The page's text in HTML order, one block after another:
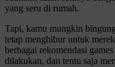
yang seru di rumah.
Tapi, kamu mungkin
tetap menghibur untuk
berbagai rekomendasi
dilakukan, dan tentu saja